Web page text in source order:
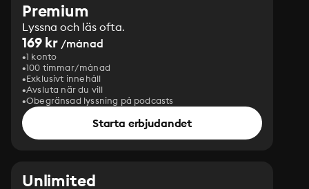
Premium
Lyssna och läs ofta.
169 kr /månad
1 konto
100 timmar/månad
Exklusivt innehåll
Avsluta när du vill
Obegränsad lyssning på podcasts
Starta erbjudandet
Unlimited